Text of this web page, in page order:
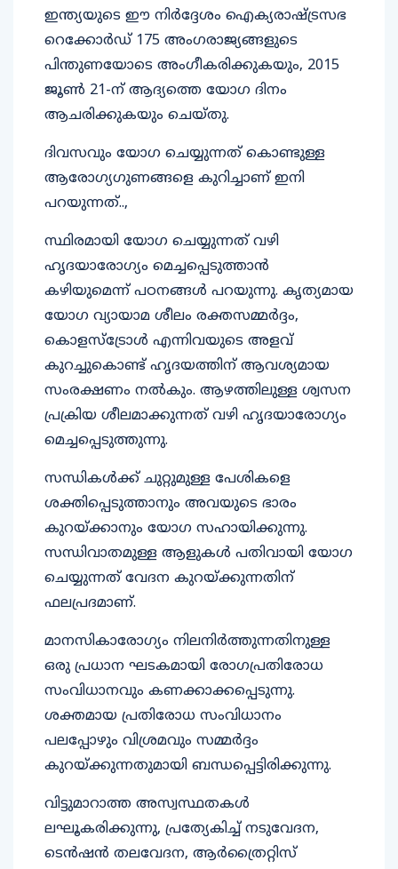
ഇന്ത്യയുടെ ഈ നിർദ്ദേശം ഐക്യരാഷ്ട്രസഭ
റെക്കോർഡ് 175 അംഗരാജ്യങ്ങളുടെ
പിന്തുണയോടെ അംഗീകരിക്കുകയും, 2015
ജൂൺ 21-ന് ആദ്യത്തെ യോഗ ദിനം
ആചരിക്കുകയും ചെയ്തു.
ദിവസവും യോ​ഗ ചെയ്യുന്നത് കൊണ്ടുള്ള
ആരോ​ഗ്യ​ഗുണങ്ങളെ കുറിച്ചാണ് ഇനി
പറയുന്നത്..,
സ്ഥിരമായി യോഗ ചെയ്യുന്നത് വഴി
ഹൃദയാരോഗ്യം മെച്ചപ്പെടുത്താൻ
കഴിയുമെന്ന് പഠനങ്ങൾ പറയുന്നു. കൃത്യമായ
യോഗ വ്യായാമ ശീലം രക്തസമ്മർദ്ദം,
കൊളസ്ട്രോൾ എന്നിവയുടെ അളവ്
കുറച്ചുകൊണ്ട് ഹൃദയത്തിന് ആവശ്യമായ
സംരക്ഷണം നൽകും. ആഴത്തിലുള്ള ശ്വസന
പ്രക്രിയ ശീലമാക്കുന്നത് വഴി ഹൃദയാരോഗ്യം
മെച്ചപ്പെടുത്തുന്നു.
സന്ധികൾക്ക് ചുറ്റുമുള്ള പേശികളെ
ശക്തിപ്പെടുത്താനും അവയുടെ ഭാരം
കുറയ്ക്കാനും യോഗ സഹായിക്കുന്നു.
സന്ധിവാതമുള്ള ആളുകൾ പതിവായി യോ​ഗ
ചെയ്യുന്നത് വേദന കുറയ്ക്കുന്നതിന്
ഫലപ്രദമാണ്.
മാനസികാരോഗ്യം നിലനിർത്തുന്നതിനുള്ള
ഒരു പ്രധാന ഘടകമായി രോഗപ്രതിരോധ
സംവിധാനവും കണക്കാക്കപ്പെടുന്നു.
ശക്തമായ പ്രതിരോധ സംവിധാനം
പലപ്പോഴും വിശ്രമവും സമ്മർദ്ദം
കുറയ്ക്കുന്നതുമായി ബന്ധപ്പെട്ടിരിക്കുന്നു.
വിട്ടുമാറാത്ത അസ്വസ്ഥതകൾ
ലഘൂകരിക്കുന്നു, പ്രത്യേകിച്ച് നടുവേദന,
ടെൻഷൻ തലവേദന, ആർത്രൈറ്റിസ്